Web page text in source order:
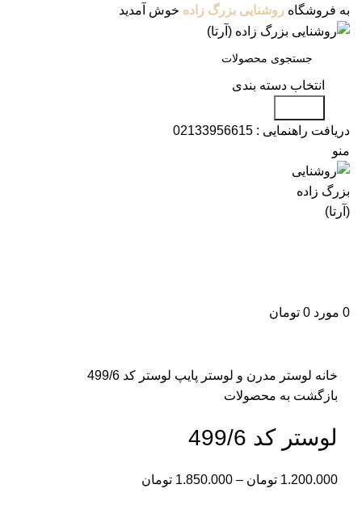
به فروشگاه روشنایی بزرگ زاده خوش آمدید
انتخاب دسته بندی
دریافت راهنمایی : 02133956615
منو
0 مورد 0 تومان
خانه لوستر مدرن و لوستر پایپ لوستر کد 499/6
بازگشت به محصولات
لوستر کد 499/6
1.200.000 تومان –
1.850.000 تومان